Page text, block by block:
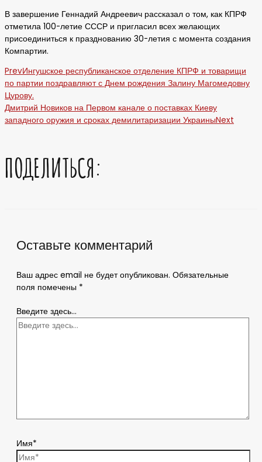
В завершение Геннадий Андреевич рассказал о том, как КПРФ
отметила 100-летие СССР и пригласил всех желающих
присоединиться к празднованию 30-летия с момента создания
Компартии.
PrevИнгушское республиканское отделение КПРФ и товарищи
по партии поздравляют с Днем рождения Залину Магомедовну
Цурову.
Дмитрий Новиков на Первом канале о поставках Киеву
западного оружия и сроках демилитаризации УкраиныNext
ПОДЕЛИТЬСЯ:
Оставьте комментарий
Ваш адрес email не будет опубликован. Обязательные
поля помечены *
Введите здесь...
Имя*